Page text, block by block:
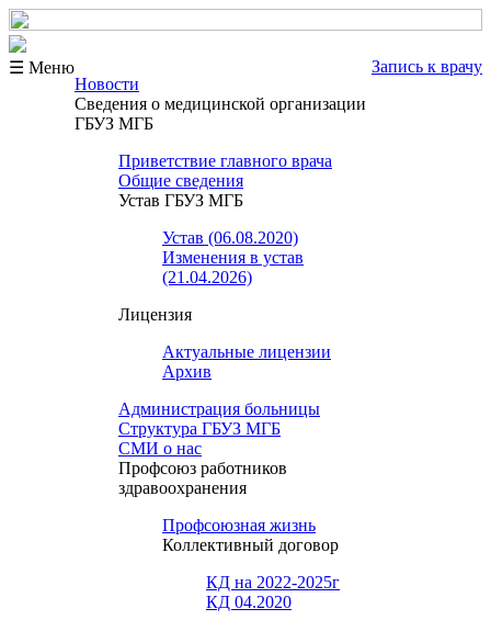
☰ Меню
Запись к врачу
Новости
Сведения о медицинской организации
ГБУЗ МГБ
Приветствие главного врача
Общие сведения
Устав ГБУЗ МГБ
Устав (06.08.2020)
Изменения в устав
(21.04.2026)
Лицензия
Актуальные лицензии
Архив
Администрация больницы
Структура ГБУЗ МГБ
СМИ о нас
Профсоюз работников
здравоохранения
Профсоюзная жизнь
Коллективный договор
КД на 2022-2025г
КД 04.2020